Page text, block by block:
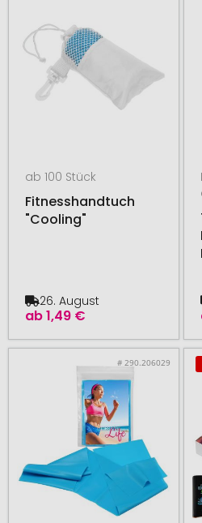
ab 100 Stück
Fitnesshandtuch
"Cooling"
ab1,49 €
26. August
# 290.206029